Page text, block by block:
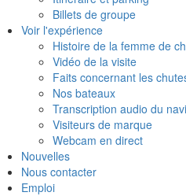
Billets de groupe
Voir l'expérience
Histoire de la femme de
Vidéo de la visite
Faits concernant les
Nos bateaux
Transcription audio du
Visiteurs de marque
Webcam en direct
Nouvelles
Nous contacter
Emploi